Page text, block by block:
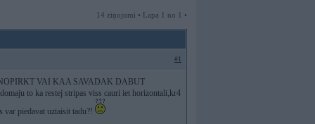
14 ziņojumi • Lapa 1 no 1 •
#1
NOPIRKT VAI KAA SAVADAK DABUT
to ka restej stripas viss cauri iet horizontali,kr4
var piedavat uztaisit tadu?!